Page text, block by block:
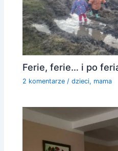
Ferie, ferie… i po
2 komentarze /dzieci, mama